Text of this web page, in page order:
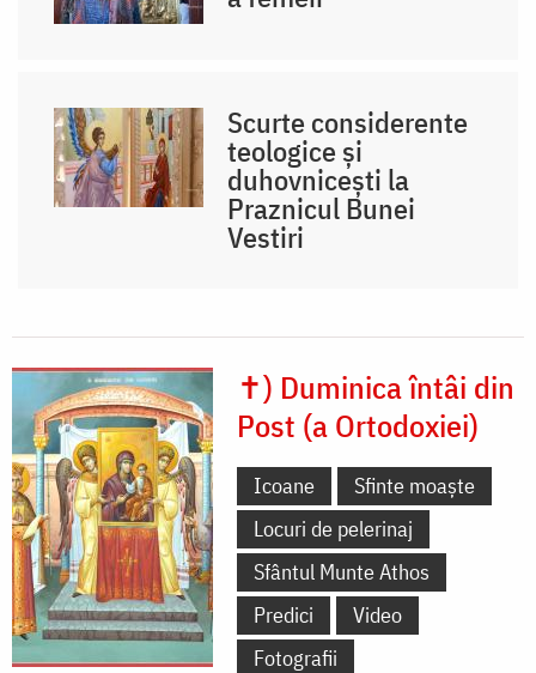
Scurte considerente
teologice și
duhovnicești la
Praznicul Bunei
Vestiri
✝) Duminica întâi din
Post (a Ortodoxiei)
Icoane
Sfinte moaște
Locuri de pelerinaj
Sfântul Munte Athos
Predici
Video
Fotografii